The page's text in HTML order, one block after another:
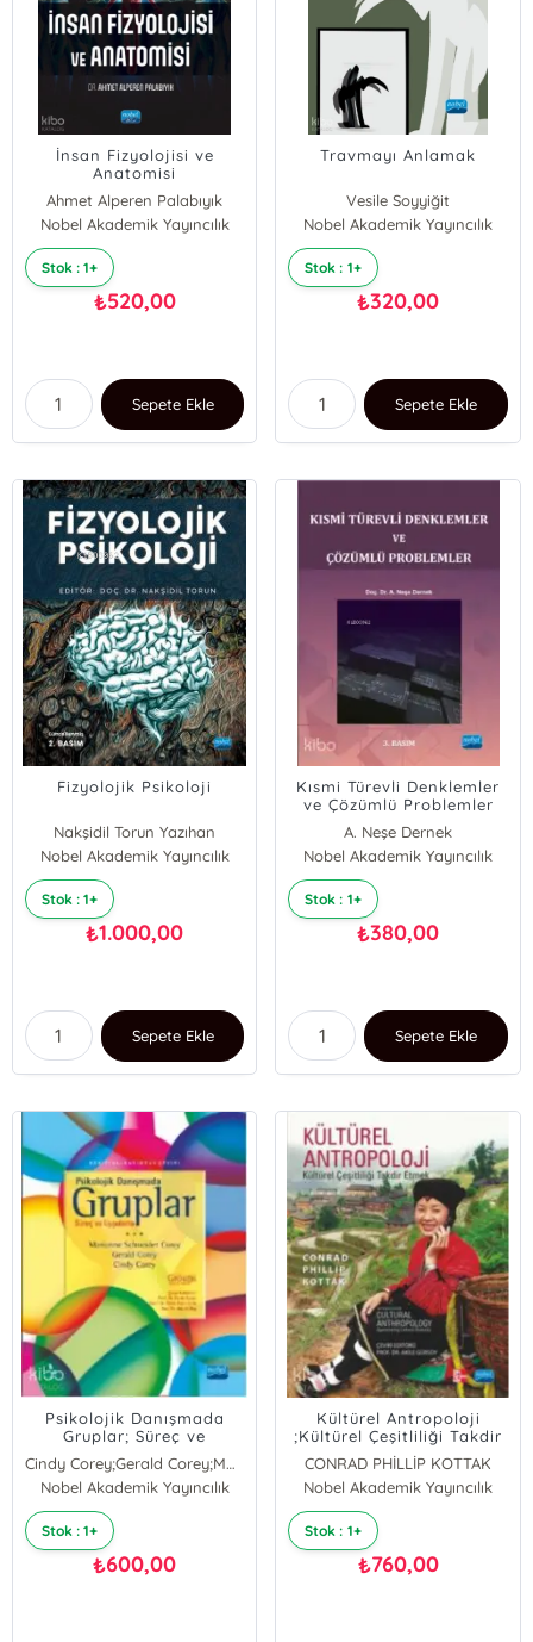
İnsan Fizyolojisi ve
Anatomisi
Ahmet Alperen Palabıyık
Nobel Akademik Yayıncılık
Stok : 1+
₺520,00
Sepete Ekle
Travmayı Anlamak
Vesile Soyyiğit
Ezgi Saylan
Nobel Akademik Yayıncılık
Stok : 1+
₺320,00
Sepete Ekle
Fizyolojik Psikoloji
Nakşidil Torun Yazıhan
Nobel Akademik Yayıncılık
Stok : 1+
₺1.000,00
Sepete Ekle
Kısmi Türevli Denklemler
ve Çözümlü Problemler
A. Neşe Dernek
Nobel Akademik Yayıncılık
Stok : 1+
₺380,00
Sepete Ekle
Psikolojik Danışmada
Gruplar; Süreç ve
Uygulama
Cindy Corey;Gerald Corey;Marianne Schneider Corey
GERALD COREY
Cindy Corey
Marianne Schneider Corey
Nobel Akademik Yayıncılık
Stok : 1+
₺600,00
Kültürel Antropoloji
;Kültürel Çeşitliliği Takdir
Etmek
CONRAD PHİLLİP KOTTAK
Nobel Akademik Yayıncılık
Stok : 1+
₺760,00